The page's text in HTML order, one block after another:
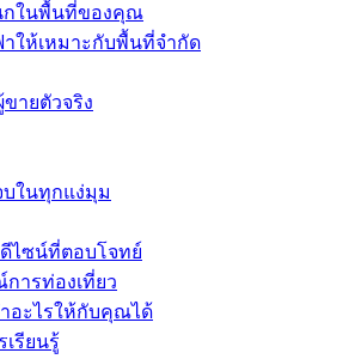
กในพื้นที่ของคุณ
ให้เหมาะกับพื้นที่จำกัด
ายตัวจริง
บในทุกแง่มุม
ไซน์ที่ตอบโจทย์
ารท่องเที่ยว
อะไรให้กับคุณได้
รียนรู้